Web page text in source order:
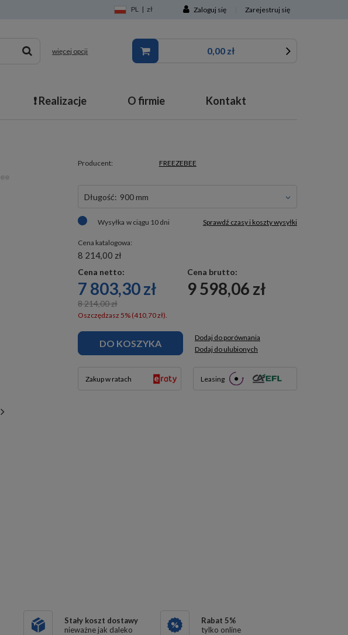
PL | zł Zaloguj się Zarejestruj się
więcej opcji 0,00 zł
❗ Realizacje O firmie Kontakt
Producent: FREEZEBEE
długość: 900 mm
Wysyłka w ciągu 10 dni Sprawdź czasy i koszty wysyłki
Cena katalogowa:
8 214,00 zł
Cena netto:
7 803,30 zł
8 214,00 zł
Oszczędzasz 5% (410,70 zł).
Cena brutto:
9 598,06 zł
DO KOSZYKA
Dodaj do porównania
Dodaj do ulubionych
Zakup w ratach Leasing
Stały koszt dostawy
nieważne jak daleko
Rabat 5%
tylko online